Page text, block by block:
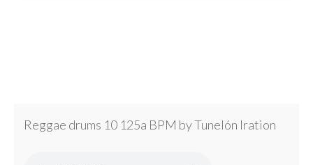
Reggae drums 10 125a BPM by Tunelón Iration